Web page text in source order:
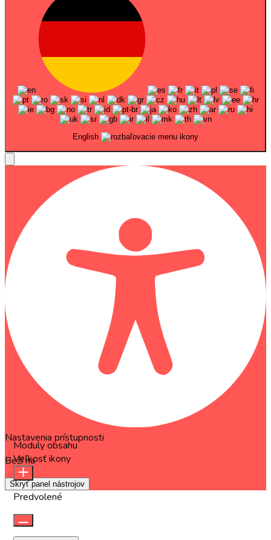
English
Nastavenia prístupnosti
Beží naOneTap
Skryť panel nástrojov
Moduly obsahu
Veľkosť ikony
Predvolené